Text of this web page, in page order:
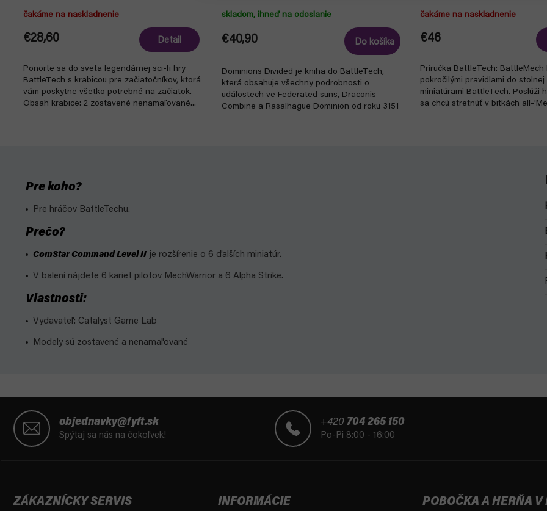
čakáme na naskladnenie
€28,60 Detail
Ponorte sa do sveta legendárnej sci-fi hry
BattleTech s krabicou pre začiatočníkov, ktorá
vám poskytne všetko potrebné na začiatok.
Obsah krabice: 2 zostavené nenamaľované...
skladom, ihneď na odoslanie
€40,90 Do košíka
Dominions Divided je kniha do BattleTech,
která obsahuje všechny podrobnosti o
událostech ve Federated suns, Draconis
Combine a Rasalhague Dominion od roku 3151
čakáme na naskladnenie
€46
Príručka BattleTech: BattleMech
pokročilými pravidlami do stolnej
miniatúrami BattleTech. Poslúži
sa chcú stretnúť v bitkách all-
Pre koho?
Pre hráčov BattleTechu.
Prečo?
ComStar Command Level II je rozšírenie o 6 ďalších miniatúr.
V balení nájdete 6 kariet pilotov MechWarrior a 6 Alpha Strike.
Vlastnosti:
Vydavateľ: Catalyst Game Lab
Modely sú zostavené a nenamaľované
objednavky@fyft.sk
Spýtaj sa nás na čokoľvek!
+420 704 265 150
Po-Pi 8:00 - 16:00
ZÁKAZNÍCKY SERVIS INFORMÁCIE POBOČKA A HERŇA V